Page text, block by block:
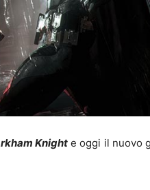
Knighte oggi il nuovo